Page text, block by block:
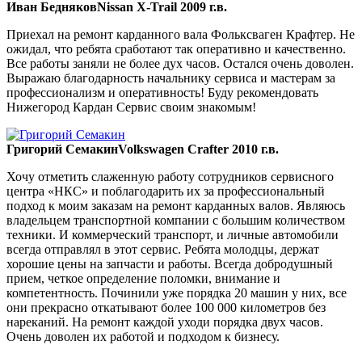
Иван БедняковNissan X-Trail 2009 г.в.
Приехал на ремонт карданного вала Фольксваген Крафтер. Не
ожидал, что ребята сработают так оперативно и качественно.
Все работы заняли не более дух часов. Остался очень доволен.
Выражаю благодарность начальнику сервиса и мастерам за
профессионализм и оперативность! Буду рекомендовать
Нижегород Кардан Сервис своим знакомым!
Григорий СемакинVolkswagen Crafter 2010 г.в.
Хочу отметить слаженную работу сотрудников сервисного
центра «НКС» и поблагодарить их за профессиональный
подход к моим заказам на ремонт карданных валов. Являюсь
владельцем транспортной компании с большим количеством
техники. И коммерческий транспорт, и личные автомобили
всегда отправлял в этот сервис. Ребята молодцы, держат
хорошие цены на запчасти и работы. Всегда добродушный
прием, четкое определение поломки, внимание и
компетентность. Починили уже порядка 20 машин у них, все
они прекрасно откатывают более 100 000 километров без
нареканий. На ремонт каждой уходи порядка двух часов.
Очень доволен их работой и подходом к бизнесу.